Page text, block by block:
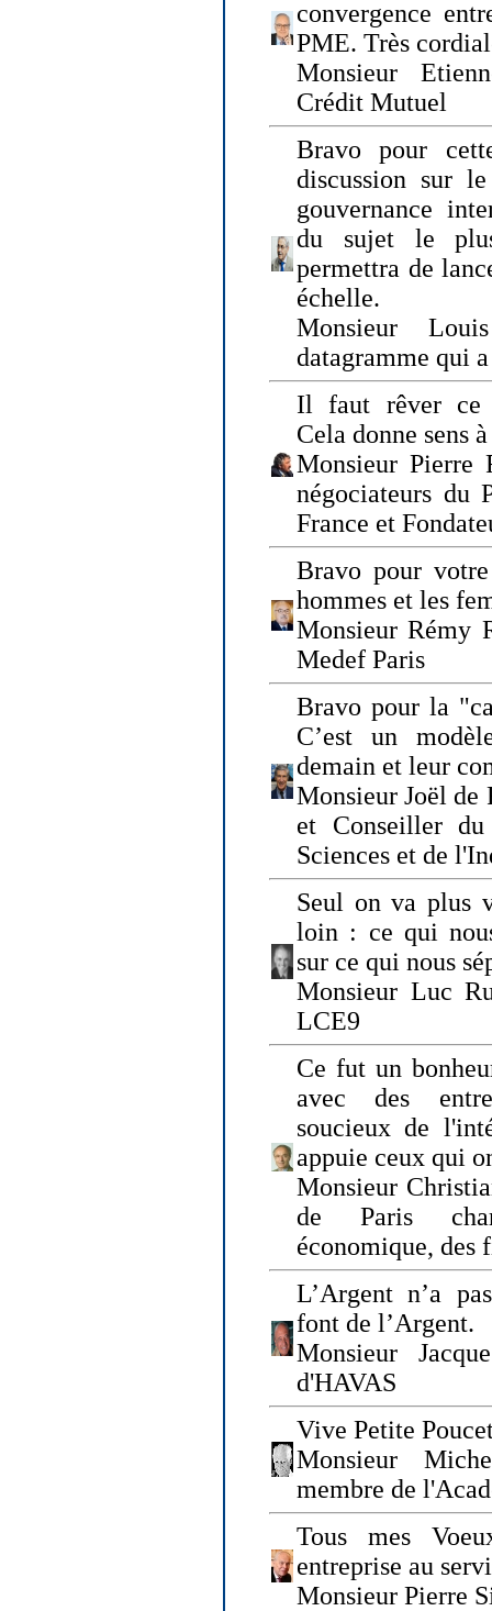
convergence
PME. Très
Monsieur
Crédit Mutuel
Bravo pour
discussion sur
gouvernance
du sujet le
permettra de
échelle.
Monsieur
datagramme qui
Il faut rêver ce
Cela donne sens
Monsieur Pierre
négociateurs du
France et
Bravo pour
hommes et les
Monsieur Rémy
Medef Paris
Bravo pour la
C’est un
demain et leur
Monsieur Joël de
et Conseiller
Sciences et de
Seul on va plus
loin : ce qui
sur ce qui nous
Monsieur Luc
LCE9
Ce fut un
avec des
soucieux de
appuie ceux qui
Monsieur
de Paris
économique, des
L’Argent n’a
font de l’Argent.
Monsieur
d'HAVAS
Vive Petite
Monsieur
membre de
Tous mes
entreprise au
Monsieur Pierre